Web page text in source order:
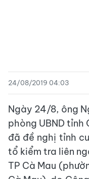
24/08/2019 04:03
Ngày 24/8, ông
phòng UBND tỉnh
đã đề nghị tỉnh
tổ kiểm tra liên
TP Cà Mau